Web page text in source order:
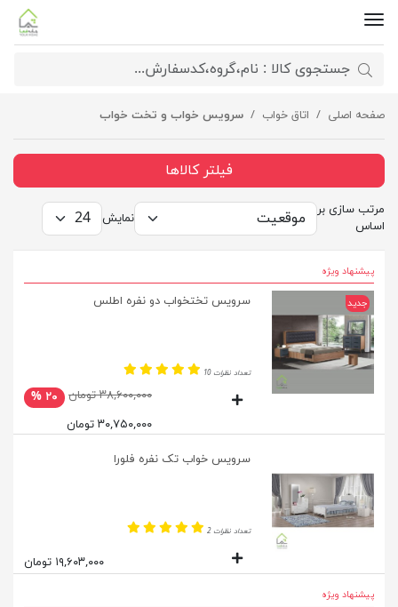
صفحه اصلی اتاق خواب سرویس خواب و تخت خواب
فیلتر کالاها
مرتب سازی بر
اساس
نمایش
پیشنهاد ویژه
جدید سرویس تختخواب دو نفره اطلس
تعداد نظرات 10
۳۸,۶۰۰,۰۰۰ تومان
۲۰ %
۳۰,۷۵۰,۰۰۰ تومان
سرویس خواب تک نفره فلورا
تعداد نظرات 2
۱۹,۶۰۳,۰۰۰ تومان
پیشنهاد ویژه